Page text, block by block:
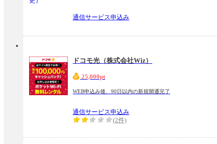
通信サービス申込み
ドコモ光（株式会社Wiz）
25,000pt
WEB申込み後、90日以内の新規開通完了
通信サービス申込み
(2件)